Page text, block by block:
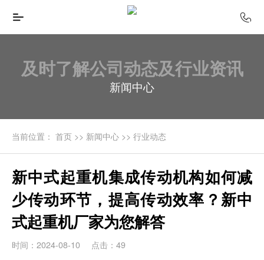
及时了解公司动态及行业资讯
新闻中心
当前位置： 首页>> 新闻中心>> 行业动态
新中式起重机集成传动机构如何减
少传动环节，提高传动效率？新中
式起重机厂家为您解答
时间：2024-08-10 点击：49